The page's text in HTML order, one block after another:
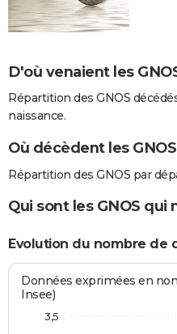
D'où venaient les
Répartition des GNOS
naissance.
Où décèdent les
Répartition des GNOS par
Qui sont les GNOS
Evolution du nombre de
Données exprimées en
Insee)
3,5